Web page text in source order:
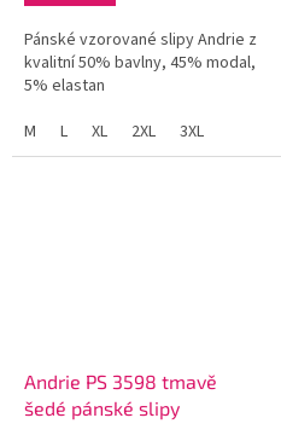
Pánské vzorované slipy Andrie z
kvalitní 50% bavlny, 45% modal,
5% elastan
M
L XL 2XL 3XL
Andrie PS 3598 tmavě
šedé pánské slipy